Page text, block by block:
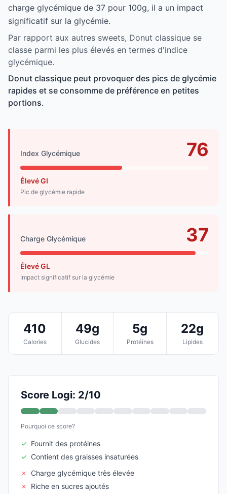
charge glycémique de 37 pour 100g, il a un impact
significatif sur la glycémie.
Par rapport aux autres sweets, Donut classique se
classe parmi les plus élevés en termes d'indice
glycémique.
Donut classique peut provoquer des pics de glycémie
rapides et se consomme de préférence en petites
portions.
Index Glycémique 76
Élevé GI
Pic de glycémie rapide
Charge Glycémique 37
Élevé GL
Impact significatif sur la glycémie
410
Calories
49g
Glucides
5g
Protéines
22g
Lipides
Score Logi: 2/10
Pourquoi ce score?
✓ Fournit des protéines
✓ Contient des graisses insaturées
✗
Charge glycémique très élevée
✗
Riche en sucres ajoutés